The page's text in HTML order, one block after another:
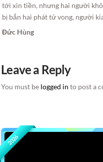
tới xin tiền, nhưng hai người
bị bắn hai phát tử vong, người
Đức Hùng
Leave a Reply
You must be logged in to post a
2026